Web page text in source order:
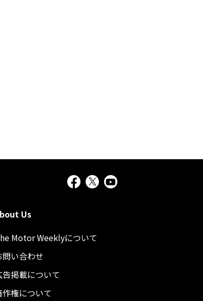
Us
Motor Weeklyについて
問い合わせ
告掲載について
作権について